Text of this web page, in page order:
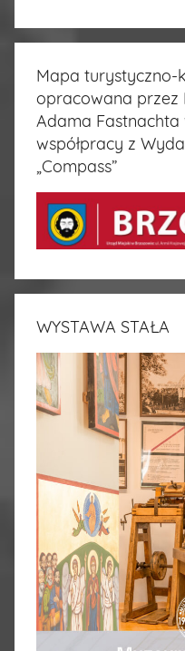
Mapa turystyczno-
opracowana przez
Adama
współpracy z
„Compass”
WYSTAWA STAŁA